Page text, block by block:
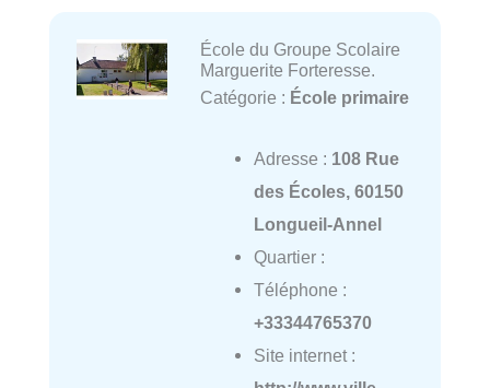
École du Groupe Scolaire
Marguerite Forteresse.
Catégorie : École primaire
Adresse : 108 Rue
des Écoles, 60150
Longueil-Annel
Quartier :
Téléphone :
+33344765370
Site internet :